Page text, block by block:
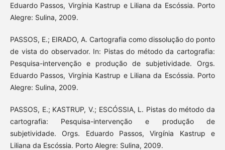
Eduardo Passos, Virgínia Kastrup e Liliana da Escóssia. Porto
Alegre: Sulina, 2009.
PASSOS, E.; EIRADO, A. Cartografia como dissolução do ponto
de vista do observador. In: Pistas do método da cartografia:
Pesquisa-intervenção e produção de subjetividade. Orgs.
Eduardo Passos, Virgínia Kastrup e Liliana da Escóssia. Porto
Alegre: Sulina, 2009.
PASSOS, E.; KASTRUP, V.; ESCÓSSIA, L. Pistas do método da
cartografia: Pesquisa-intervenção e produção de
subjetividade. Orgs. Eduardo Passos, Virgínia Kastrup e
Liliana da Escóssia. Porto Alegre: Sulina, 2009.